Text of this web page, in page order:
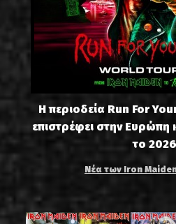
Η περιοδεία Run For
επιστρέφει στην Ευρώπη
το
Νέα των Iron